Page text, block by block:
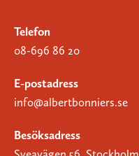
Telefon
08-696 86 20
E-postadress
info@albertbonniers.se
Besöksadress